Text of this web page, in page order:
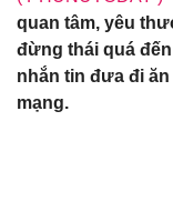
quan tâm, yêu
đừng thái quá
nhắn tin đưa đi
mạng.